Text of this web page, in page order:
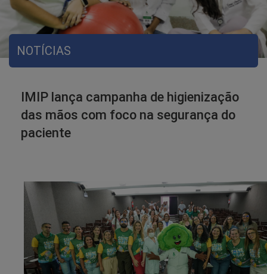
NOTÍCIAS
IMIP lança campanha de higienização
das mãos com foco na segurança do
paciente